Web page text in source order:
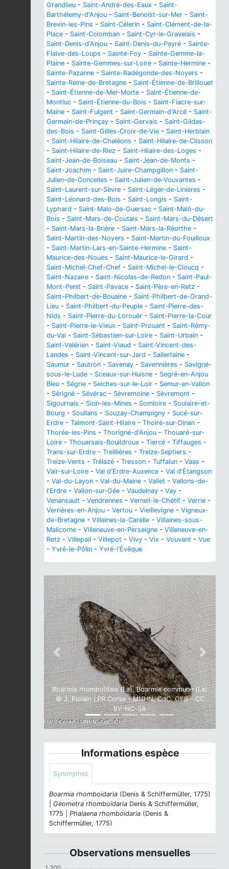
Grandlieu - Saint-André-des-Eaux - Saint-
Barthélemy-d'Anjou - Saint-Benoist-sur-Mer - Saint-
Brevin-les-Pins - Saint-Célerin - Saint-Clément-de-la-
Place - Saint-Colomban - Saint-Cyr-le-Gravelais -
Saint-Denis-d'Anjou - Saint-Denis-du-Payré - Sainte-
Flaive-des-Loups - Sainte-Foy - Sainte-Gemme-la-
Plaine - Sainte-Gemmes-sur-Loire - Sainte-Hermine -
Sainte-Pazanne - Sainte-Radégonde-des-Noyers -
Sainte-Reine-de-Bretagne - Saint-Étienne-de-Brillouet
- Saint-Étienne-de-Mer-Morte - Saint-Étienne-de-
Montluc - Saint-Étienne-du-Bois - Saint-Fiacre-sur-
Maine - Saint-Fulgent - Saint-Germain-d'Arcé - Saint-
Germain-de-Prinçay - Saint-Gervais - Saint-Gildas-
des-Bois - Saint-Gilles-Croix-de-Vie - Saint-Herblain
- Saint-Hilaire-de-Chaléons - Saint-Hilaire-de-Clisson
- Saint-Hilaire-de-Riez - Saint-Hilaire-des-Loges -
Saint-Jean-de-Boiseau - Saint-Jean-de-Monts -
Saint-Joachim - Saint-Juire-Champgillon - Saint-
Julien-de-Concelles - Saint-Julien-de-Vouvantes -
Saint-Laurent-sur-Sèvre - Saint-Léger-de-Linières -
Saint-Léonard-des-Bois - Saint-Longis - Saint-
Lyphard - Saint-Malo-de-Guersac - Saint-Malô-du-
Bois - Saint-Mars-de-Coutais - Saint-Mars-du-Désert
- Saint-Mars-la-Brière - Saint-Mars-la-Réorthe -
Saint-Martin-des-Noyers - Saint-Martin-du-Fouilloux
- Saint-Martin-Lars-en-Sainte-Hermine - Saint-
Maurice-des-Noues - Saint-Maurice-le-Girard -
Saint-Michel-Chef-Chef - Saint-Michel-le-Cloucq -
Saint-Nazaire - Saint-Nicolas-de-Redon - Saint-Paul-
Mont-Penit - Saint-Pavace - Saint-Père-en-Retz -
Saint-Philbert-de-Bouaine - Saint-Philbert-de-Grand-
Lieu - Saint-Philbert-du-Peuple - Saint-Pierre-des-
Nids - Saint-Pierre-du-Lorouër - Saint-Pierre-la-Cour
- Saint-Pierre-le-Vieux - Saint-Prouant - Saint-Rémy-
du-Val - Saint-Sébastien-sur-Loire - Saint-Urbain -
Saint-Valérien - Saint-Viaud - Saint-Vincent-des-
Landes - Saint-Vincent-sur-Jard - Sallertaine -
Saumur - Sautron - Savenay - Savennières - Savigné-
sous-le-Lude - Sceaux-sur-Huisne - Segré-en-Anjou
Bleu - Ségrie - Seiches-sur-le-Loir - Semur-en-Vallon
- Sérigné - Sévérac - Sèvremoine - Sèvremont -
Sigournais - Sion-les-Mines - Somloire - Soulaire-et-
Bourg - Soullans - Souzay-Champigny - Sucé-sur-
Erdre - Talmont-Saint-Hilaire - Thoiré-sur-Dinan -
Thorée-les-Pins - Thorigné-d'Anjou - Thouaré-sur-
Loire - Thouarsais-Bouildroux - Tiercé - Tiffauges -
Trans-sur-Erdre - Treillières - Treize-Septiers -
Treize-Vents - Trélazé - Tresson - Tuffalun - Vaas -
Vair-sur-Loire - Val d'Erdre-Auxence - Val d'Étangson
- Val-du-Layon - Val-du-Maine - Vallet - Vallons-de-
l'Erdre - Vallon-sur-Gée - Vaudelnay - Vay -
Venansault - Vendrennes - Verneil-le-Chétif - Verrie -
Verrières-en-Anjou - Vertou - Vieillevigne - Vigneux-
de-Bretagne - Villaines-la-Carelle - Villaines-sous-
Malicorne - Villeneuve-en-Perseigne - Villeneuve-en-
Retz - Villepail - Villepot - Vivy - Vix - Vouvant - Vue
- Yvré-le-Pôlin - Yvré-l'Évêque
Boarmie rhomboïdale (La), Boarmie commune (La)
© J. Piolain LPR Corse - MNHN, CdC, OFB - CC
BY-NC-SA
Previous Next
Informations espèce
Synonymes
Boarmia rhomboidaria (Denis & Schiffermüller, 1775)
Geometra rhomboidaria Denis & Schiffermüller,
1775 | Phalaena rhomboidaria (Denis &
Schiffermüller, 1775)
Observations mensuelles